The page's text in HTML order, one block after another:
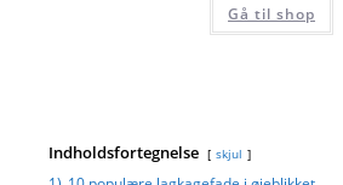
Gå til shop
Indholdsfortegnelse skjul